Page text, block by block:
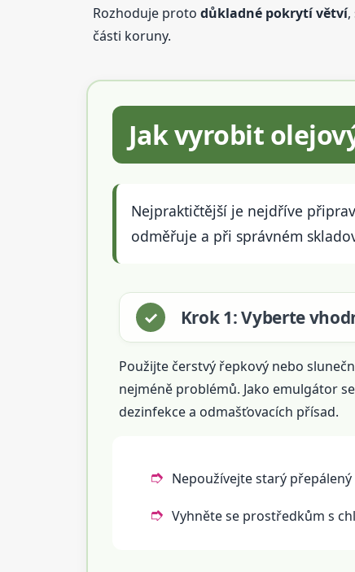
Rozhoduje proto důkladné pokrytí větví,
části koruny.
Jak vyrobit
Nejpraktičtější je nejdříve
odměřuje a při správném
Krok 1: Vyberte
Použijte čerstvý řepkový nebo
nejméně problémů. Jako emulgátor
dezinfekce a odmašťovacích přísad.
Nepoužívejte starý
Vyhněte se prostředkům s